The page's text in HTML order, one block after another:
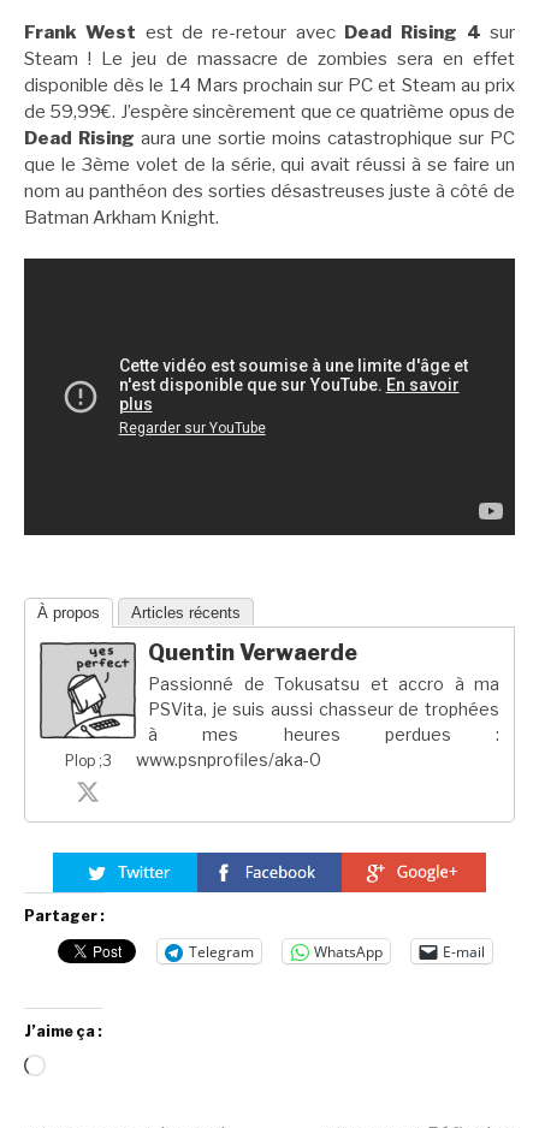
Frank West est de re-retour avec Dead Rising 4 sur
Steam ! Le jeu de massacre de zombies sera en effet
disponible dès le 14 Mars prochain sur PC et Steam au prix
de 59,99€. J’espère sincèrement que ce quatrième opus de
Dead Rising aura une sortie moins catastrophique sur PC
que le 3ème volet de la série, qui avait réussi à se faire un
nom au panthéon des sorties désastreuses juste à côté de
Batman Arkham Knight.
À propos Articles récents
Plop ;3
Quentin Verwaerde
Passionné de Tokusatsu et accro à ma
PSVita, je suis aussi chasseur de trophées
à mes heures perdues :
www.psnprofiles/aka-0
Partager :
Telegram WhatsApp E-mail
J’aime ça :
Chargement…